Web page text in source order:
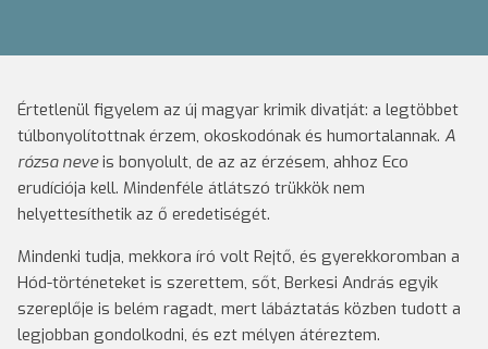
Értetlenül figyelem az új magyar krimik divatját: a legtöbbet
túlbonyolítottnak érzem, okoskodónak és humortalannak. A
rózsa neveis bonyolult, de az az érzésem, ahhoz Eco
erudíciója kell. Mindenféle átlátszó trükkök nem
helyettesíthetik az ő eredetiségét.
Mindenki tudja, mekkora író volt Rejtő, és gyerekkoromban a
Hód-történeteket is szerettem, sőt, Berkesi András egyik
szereplője is belém ragadt, mert lábáztatás közben tudott a
legjobban gondolkodni, és ezt mélyen átéreztem.